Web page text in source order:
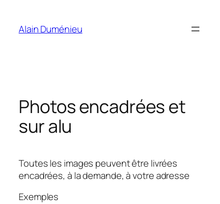
contenu
Alain Duménieu
Photos encadrées et
sur alu
Toutes les images peuvent être livrées
encadrées, à la demande, à votre adresse
Exemples